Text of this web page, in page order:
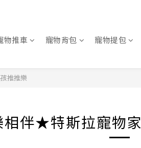
物推車 寵物背包 寵物提包
推推樂
伴★特斯拉寵物